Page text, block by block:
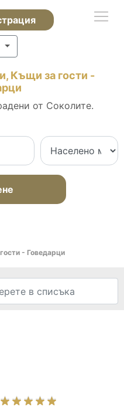
Къщи за гости -
от Соколите.
- Говедарци